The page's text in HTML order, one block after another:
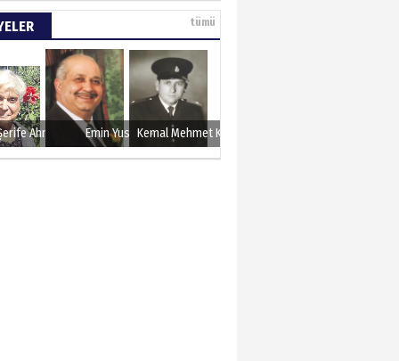
12 Eylül..
etsek!..
ERCAN
tümü
Ahmet Emin YusufKemal Mehmet Kanmaz